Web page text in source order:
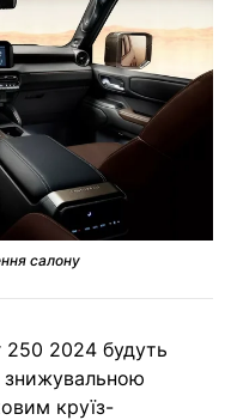
салону
250 2024 будуть
знижувальною
круїз-